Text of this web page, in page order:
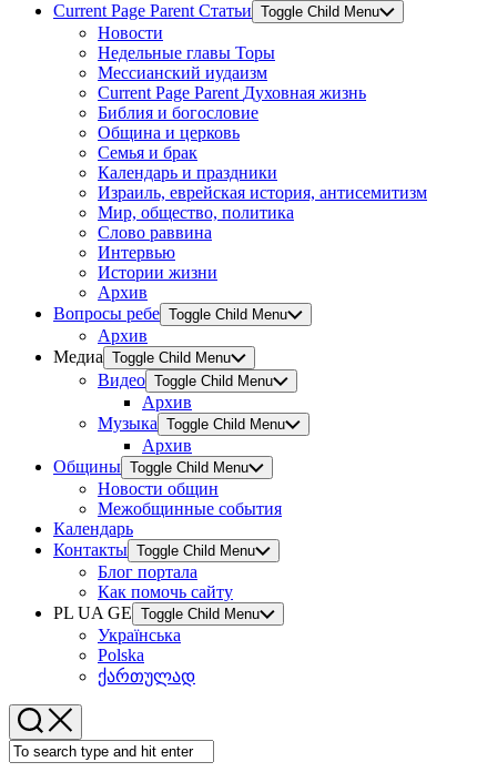
Current Page Parent Статьи Toggle Child Menu
Новости
Недельные главы Торы
Мессианский иудаизм
Current Page Parent Духовная жизнь
Библия и богословие
Община и церковь
Семья и брак
Календарь и праздники
Израиль, еврейская история, антисемитизм
Мир, общество, политика
Слово раввина
Интервью
Истории жизни
Архив
Вопросы ребе Toggle Child Menu
Архив
Медиа Toggle Child Menu
Видео Toggle Child Menu
Архив
Музыка Toggle Child Menu
Архив
Общины Toggle Child Menu
Новости общин
Межобщинные события
Календарь
Контакты Toggle Child Menu
Блог портала
Как помочь сайту
PL UA GE Toggle Child Menu
Українська
Polska
ქართულად